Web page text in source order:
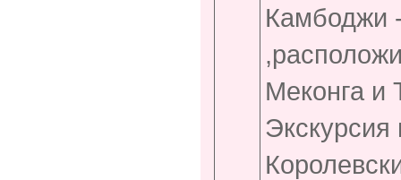
Камбоджи
Меконга и
Экскурсия